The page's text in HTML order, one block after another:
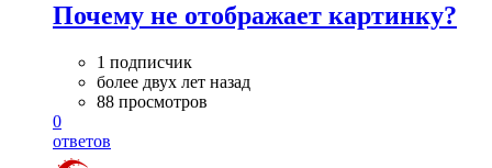
Почему не отображает картинку?
1 подписчик
более двух лет назад
88 просмотров
0
ответов